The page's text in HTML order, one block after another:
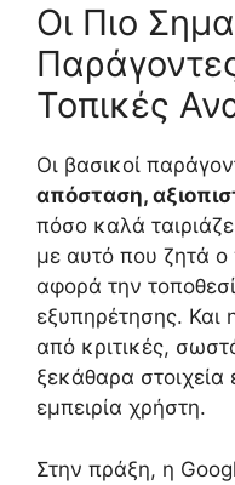
Οι Πιο
Τοπικές
Οι βασικοί
απόσταση,
πόσο καλά
με αυτό που ζητά
αφορά την
εξυπηρέτησης. Και
από κριτικές,
ξεκάθαρα στοιχεία
εμπειρία χρήστη.
Στην πράξη, η